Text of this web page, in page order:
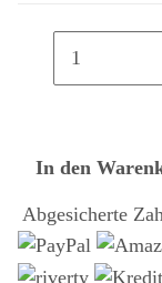
In den
Abgesicherte